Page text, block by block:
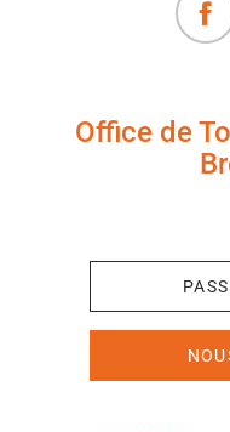
Office de